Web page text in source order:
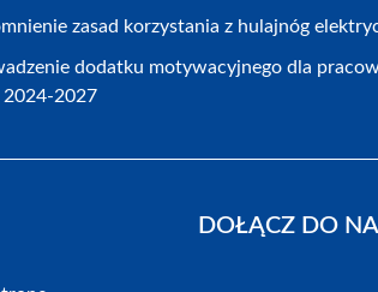
zasad korzystania z hulajnóg
dodatku motywacyjnego dla
2024-2027
DOŁĄCZ DO